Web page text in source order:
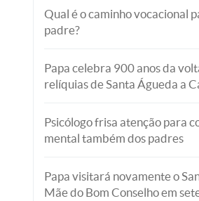
Qual é o caminho vocacional
padre?
Papa celebra 900 anos da
relíquias de Santa Águeda a
Psicólogo frisa atenção para
mental também dos padres
Papa visitará novamente o
Mãe do Bom Conselho em